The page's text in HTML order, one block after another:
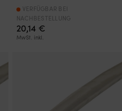
20,14 €
MwSt. inkl.
VERFÜGBAR BEI
NACHBESTELLUNG